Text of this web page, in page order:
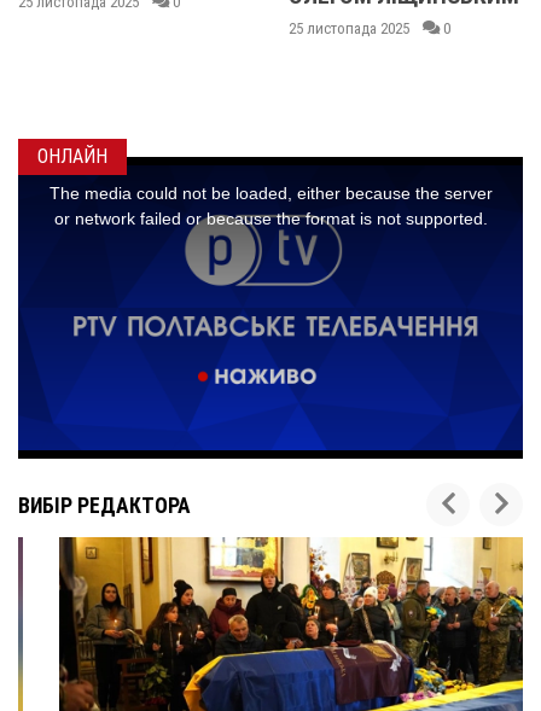
25 листопада 2025 0
ОНЛАЙН
ВИБІР РЕДАКТОРА